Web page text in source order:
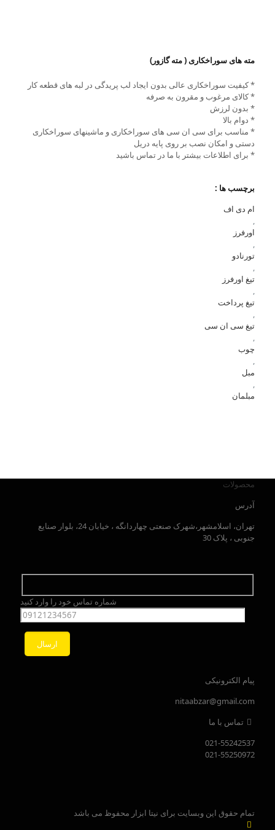
مته های سوراخکاری ( مته گازور)
* کیفیت سوراخکاری عالی بدون ایجاد لب پریدگی در لبه های قطعه کار
* کالای مرغوب و مقرون به صرفه
* بدون لرزش
* دوام بالا
* مناسب برای سی ان سی های سوراخکاری و ماشینهای سوراخکاری
دستی و امکان نصب بر روی پایه دریل
* برای اطلاعات بیشتر با ما در تماس باشید
برچسب ها :
ام دی اف
,
اورفرز
,
تورنادو
,
تیغ اورفرز
,
تیغ پرداخت
,
تیغ سی ان سی
,
چوب
,
مبل
,
مبلمان
محصولات
آدرس
تهران، اسلامشهر،شهرک صنعتی چهاردانگه ، خیابان 24، بلوار صنایع
جنوبی ، پلاک 30
شماره تماس خود را وارد کنید
پیام الکترونیکی
nitaabzar@gmail.com
تماس با ما
021-55242537
021-55250972
تمام حقوق این وبسایت برای نیتا ابزار محفوظ می باشد